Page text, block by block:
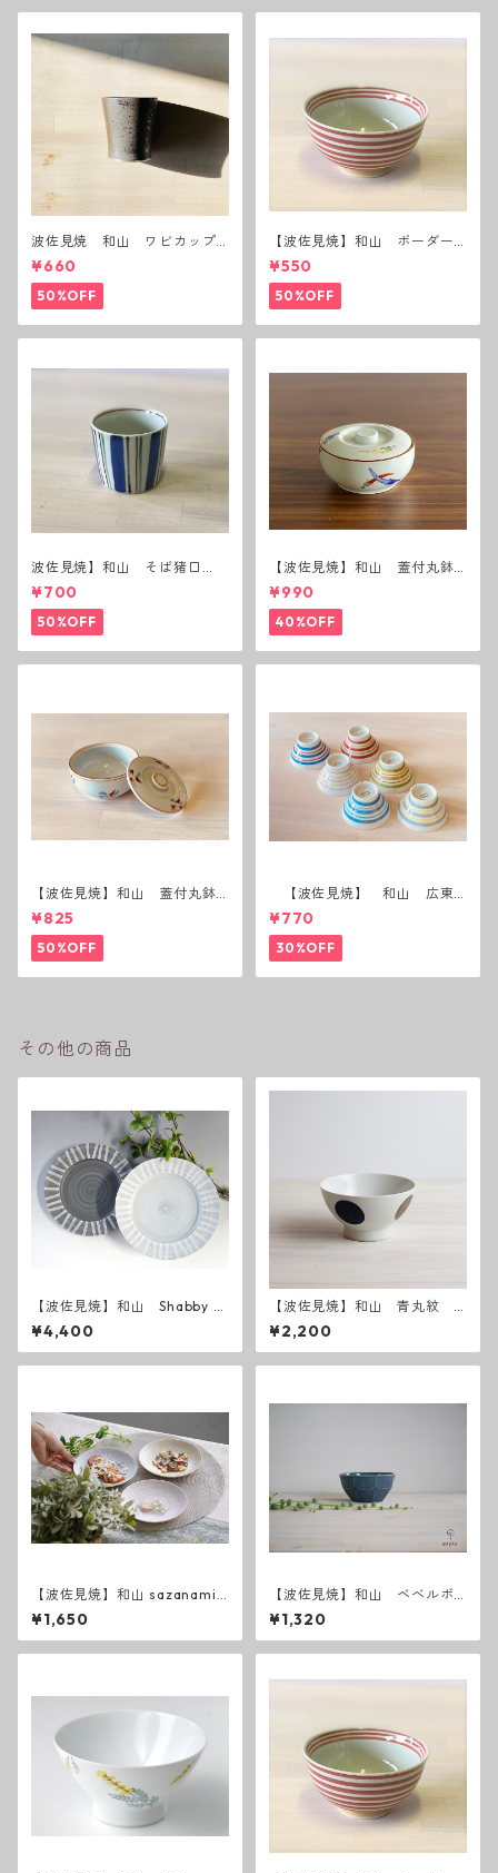
波佐見焼 和山 ワビカップ
黒錆 3種(アウトレット）
¥660
50%OFF
【波佐見焼】和山 ボーダー
茶碗 赤
¥550
50%OFF
波佐見焼】和山 そば猪口
（十草）
¥700
50%OFF
【波佐見焼】和山 蓋付丸鉢
(唐辛子)
¥990
40%OFF
【波佐見焼】和山 蓋付丸鉢
(花絵)
¥825
50%OFF
【波佐見焼】 和山 広東
碗 二色ボーダー 全6パター
ン
¥770
30%OFF
その他の商品
【波佐見焼】和山 Shabby c
hic style 25 ( ダークグレー
／ ライトグレー ）
¥4,400
【波佐見焼】和山 青丸紋
広東丼 小
¥2,200
【波佐見焼】和山 sazanami
５寸皿
¥1,650
【波佐見焼】和山 ベベルボ
ウル（Ｍ）うす瑠璃
¥1,320